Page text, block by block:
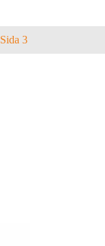
Sida 3